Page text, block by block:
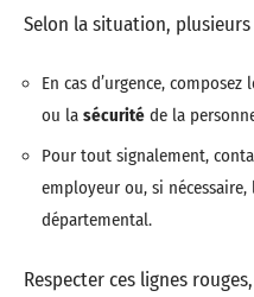
Selon la situation,
En cas d’urgence,
ou la sécurité de la
Pour tout signalement,
employeur ou, si
départemental.
Respecter ces lignes